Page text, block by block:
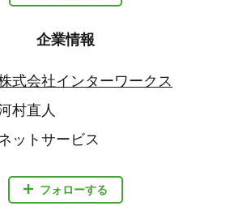
企業情報
フォローする
式会社インターワークス
村直人
ットサービス